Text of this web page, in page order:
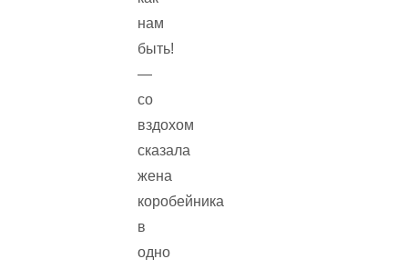
нам
быть!
—
со
вздохом
сказала
жена
коробейника
в
одно